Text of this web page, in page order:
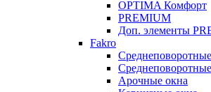
OPTIMA Комфорт
PREMIUM
Доп. элементы
Fakro
Арочные окна